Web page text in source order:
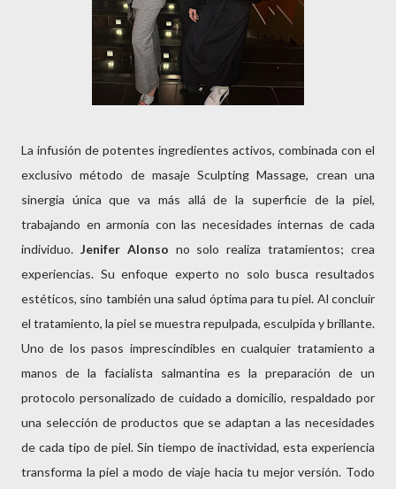
La infusión de potentes ingredientes activos, combinada con el
exclusivo método de masaje Sculpting Massage, crean una
sinergia única que va más allá de la superficie de la piel,
trabajando en armonía con las necesidades internas de cada
individuo. Jenifer Alonso no solo realiza tratamientos; crea
experiencias. Su enfoque experto no solo busca resultados
estéticos, sino también una salud óptima para tu piel. Al concluir
el tratamiento, la piel se muestra repulpada, esculpida y brillante.
Uno de los pasos imprescindibles en cualquier tratamiento a
manos de la facialista salmantina es la preparación de un
protocolo personalizado de cuidado a domicilio, respaldado por
una selección de productos que se adaptan a las necesidades
de cada tipo de piel. Sin tiempo de inactividad, esta experiencia
transforma la piel a modo de viaje hacia tu mejor versión. Todo